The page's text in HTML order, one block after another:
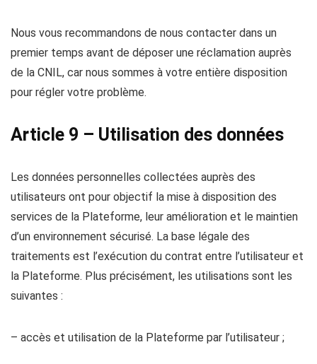
Nous vous recommandons de nous contacter dans un
premier temps avant de déposer une réclamation auprès
de la CNIL, car nous sommes à votre entière disposition
pour régler votre problème.
Article 9 – Utilisation des données
Les données personnelles collectées auprès des
utilisateurs ont pour objectif la mise à disposition des
services de la Plateforme, leur amélioration et le maintien
d’un environnement sécurisé. La base légale des
traitements est l’exécution du contrat entre l’utilisateur et
la Plateforme. Plus précisément, les utilisations sont les
suivantes :
– accès et utilisation de la Plateforme par l’utilisateur ;